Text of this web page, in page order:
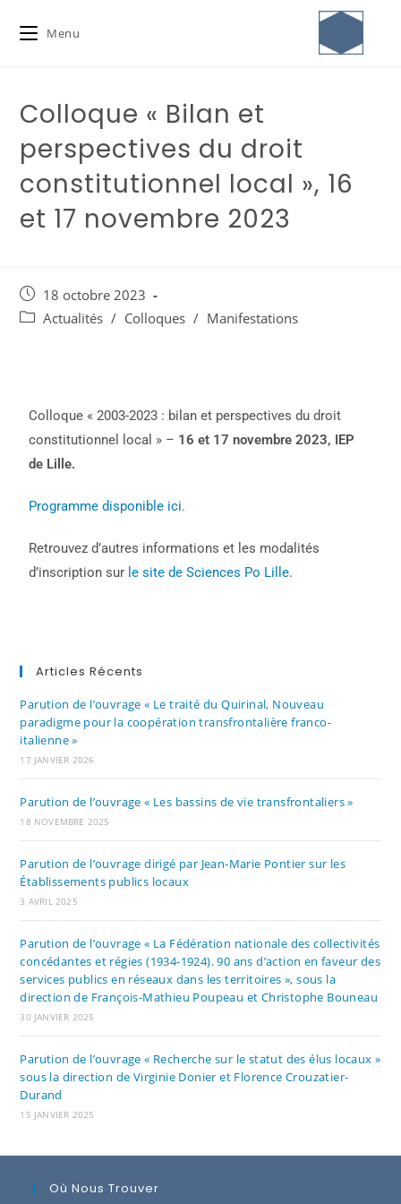
Menu
Colloque « Bilan et
perspectives du droit
constitutionnel local », 16
et 17 novembre 2023
18 octobre 2023
Actualités / Colloques / Manifestations
Colloque « 2003-2023 : bilan et perspectives du droit
constitutionnel local » – 16 et 17 novembre 2023, IEP
de Lille.
Programme disponible ici.
Retrouvez d’autres informations et les modalités
d’inscription sur le site de Sciences Po Lille.
Articles Récents
Parution de l’ouvrage « Le traité du Quirinal, Nouveau
paradigme pour la coopération transfrontalière franco-
italienne »
17 JANVIER 2026
Parution de l’ouvrage « Les bassins de vie transfrontaliers »
18 NOVEMBRE 2025
Parution de l’ouvrage dirigé par Jean-Marie Pontier sur les
Établissements publics locaux
3 AVRIL 2025
Parution de l’ouvrage « La Fédération nationale des collectivités
concédantes et régies (1934-1924). 90 ans d’action en faveur des
services publics en réseaux dans les territoires », sous la
direction de François-Mathieu Poupeau et Christophe Bouneau
30 JANVIER 2025
Parution de l’ouvrage « Recherche sur le statut des élus locaux »
sous la direction de Virginie Donier et Florence Crouzatier-
Durand
15 JANVIER 2025
Où Nous Trouver